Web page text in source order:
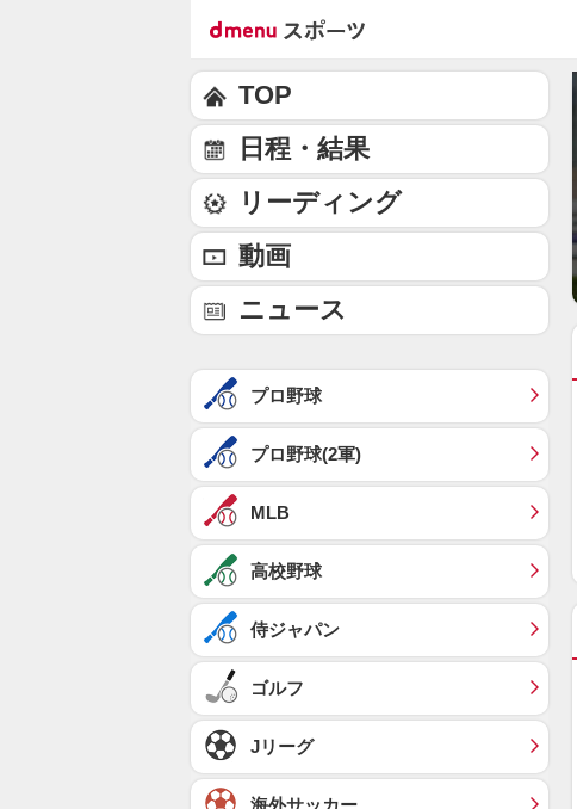
TOP
日程・結果
リーディング
動画
ニュース
プロ野球
プロ野球(2軍)
MLB
高校野球
侍ジャパン
ゴルフ
Jリーグ
海外サッカー